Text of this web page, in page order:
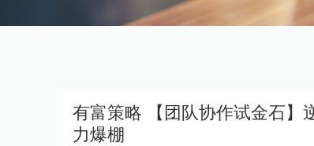
有富策略 【团队协作试金石】
力爆棚